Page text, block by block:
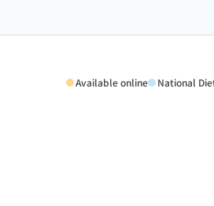
Available online National